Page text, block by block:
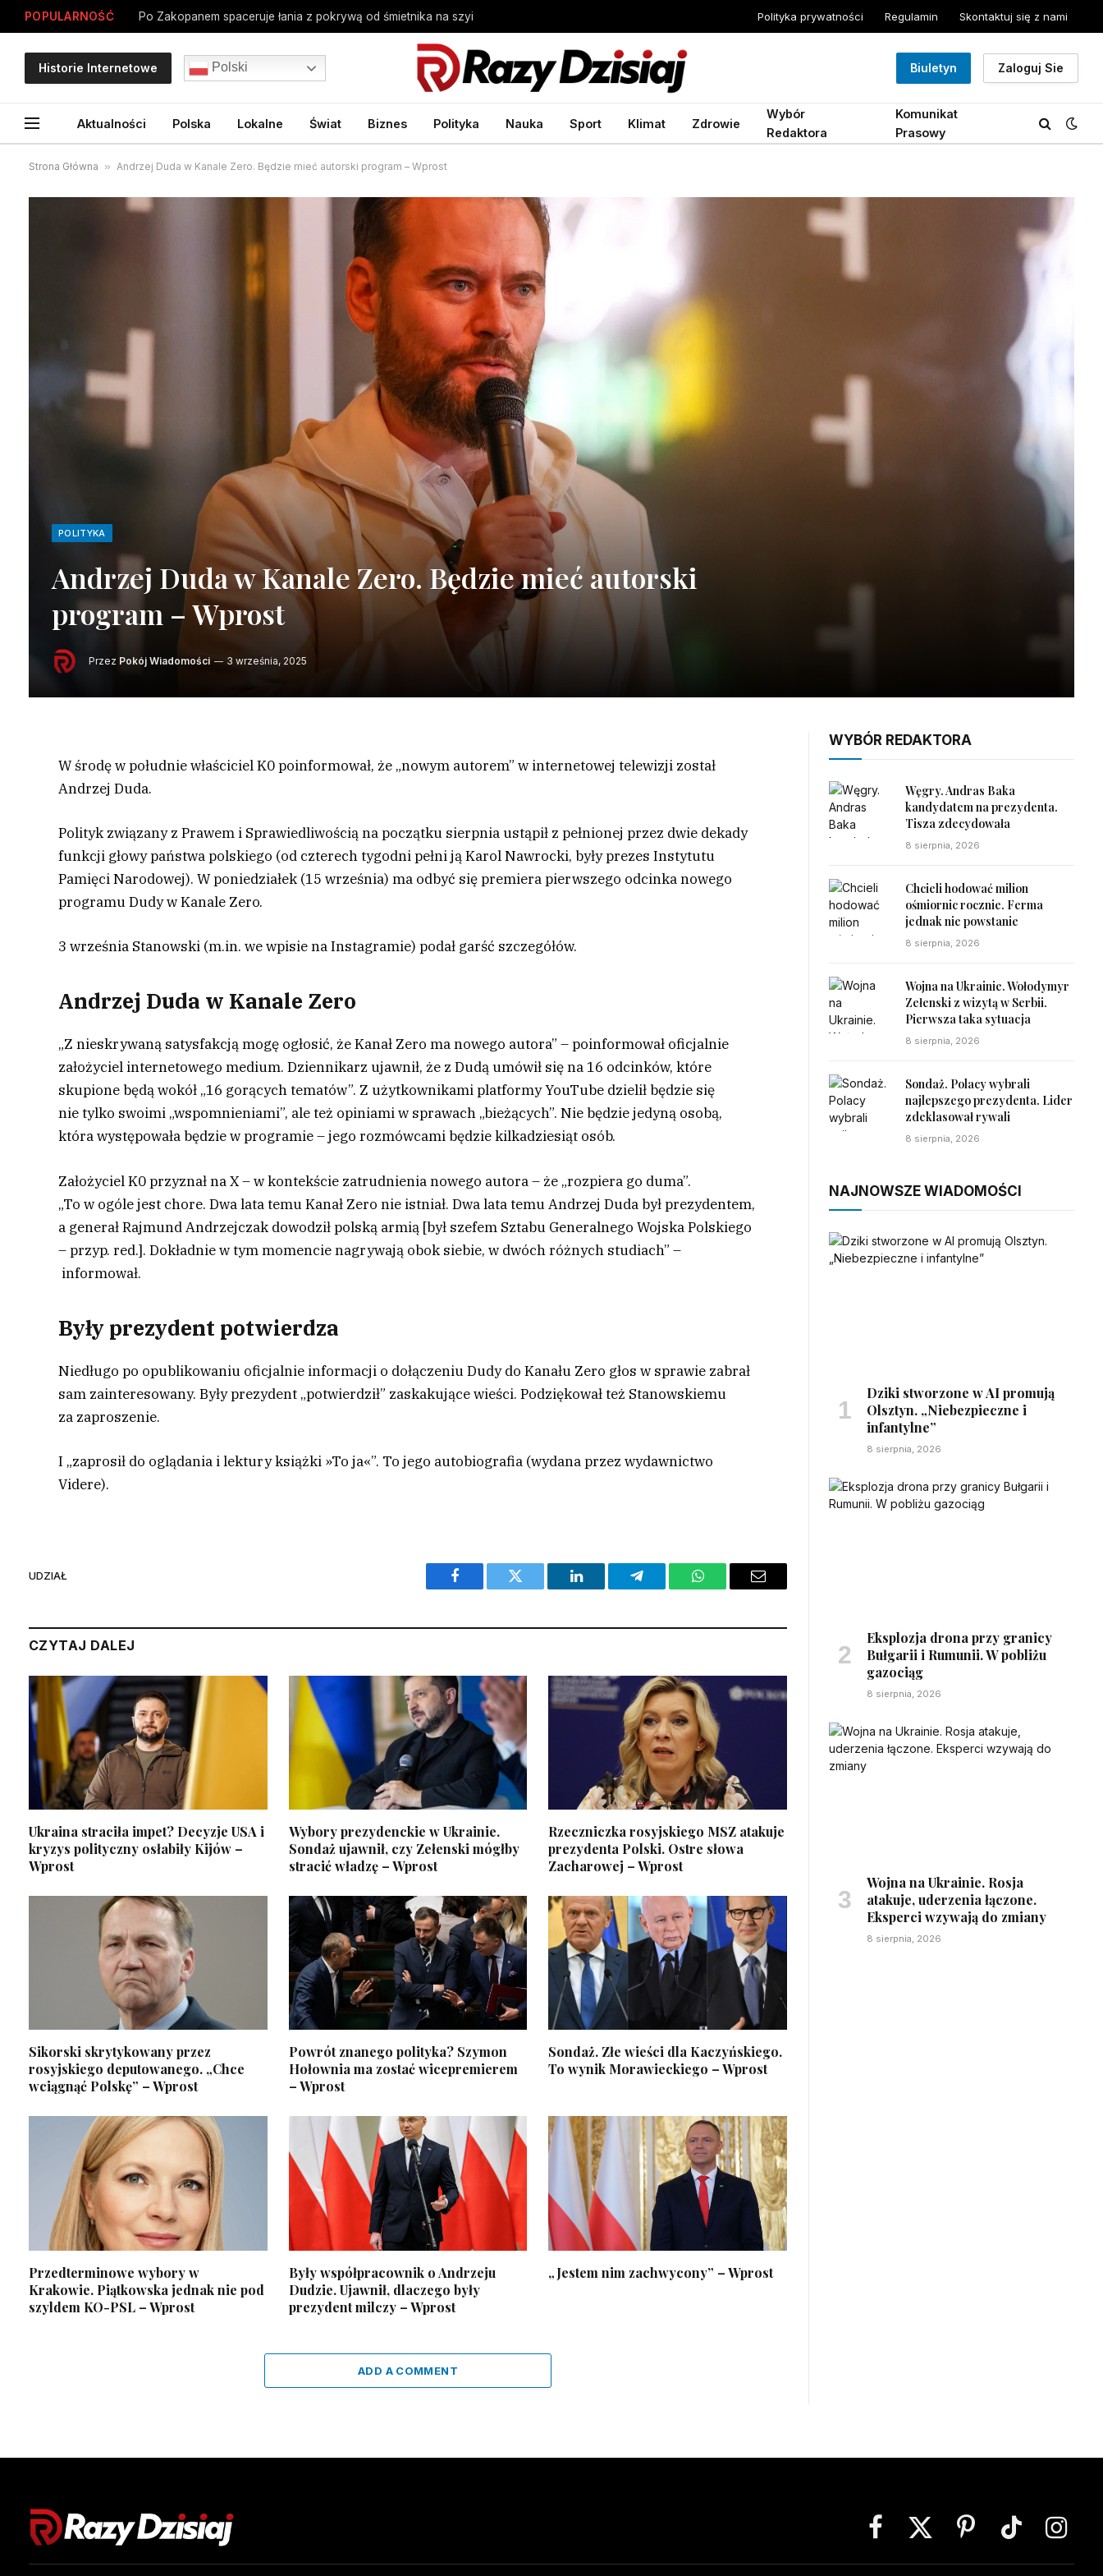
POPULARNOŚĆ Po Zakopanem spaceruje łania z pokrywą od śmietnika na szyi Polityka prywatności Regulamin Skontaktuj się z nami
Historie Internetowe Polski Biuletyn Zaloguj Sie
Aktualności Polska Lokalne Świat Biznes Polityka Nauka Sport Klimat Zdrowie
Wybór
Redaktora
Komunikat
Prasowy
Strona Główna » Andrzej Duda w Kanale Zero. Będzie mieć autorski program – Wprost
POLITYKA
Andrzej Duda w Kanale Zero. Będzie mieć autorski
program – Wprost
Przez Pokój Wiadomości 3 września, 2025
W środę w południe właściciel K0 poinformował, że „nowym autorem” w internetowej telewizji został
Andrzej Duda.
Polityk związany z Prawem i Sprawiedliwością na początku sierpnia ustąpił z pełnionej przez dwie dekady
funkcji głowy państwa polskiego (od czterech tygodni pełni ją Karol Nawrocki, były prezes Instytutu
Pamięci Narodowej). W poniedziałek (15 września) ma odbyć się premiera pierwszego odcinka nowego
programu Dudy w Kanale Zero.
3 września Stanowski (m.in. we wpisie na Instagramie) podał garść szczegółów.
Andrzej Duda w Kanale Zero
„Z nieskrywaną satysfakcją mogę ogłosić, że Kanał Zero ma nowego autora” – poinformował oficjalnie
założyciel internetowego medium. Dziennikarz ujawnił, że z Dudą umówił się na 16 odcinków, które
skupione będą wokół „16 gorących tematów”. Z użytkownikami platformy YouTube dzielił będzie się
nie tylko swoimi „wspomnieniami”, ale też opiniami w sprawach „bieżących”. Nie będzie jedyną osobą,
która występowała będzie w programie – jego rozmówcami będzie kilkadziesiąt osób.
Założyciel K0 przyznał na X – w kontekście zatrudnienia nowego autora – że „rozpiera go duma”.
„To w ogóle jest chore. Dwa lata temu Kanał Zero nie istniał. Dwa lata temu Andrzej Duda był prezydentem,
a generał Rajmund Andrzejczak dowodził polską armią [był szefem Sztabu Generalnego Wojska Polskiego
– przyp. red.]. Dokładnie w tym momencie nagrywają obok siebie, w dwóch różnych studiach” –
informował.
Były prezydent potwierdza
Niedługo po opublikowaniu oficjalnie informacji o dołączeniu Dudy do Kanału Zero głos w sprawie zabrał
sam zainteresowany. Były prezydent „potwierdził” zaskakujące wieści. Podziękował też Stanowskiemu
za zaproszenie.
I „zaprosił do oglądania i lektury książki »To ja«”. To jego autobiografia (wydana przez wydawnictwo
Videre).
UDZIAŁ
Facebook Twitter LinkedIn Telegram WhatsAppEmail
CZYTAJ DALEJ
Ukraina straciła impet? Decyzje USA i
kryzys polityczny osłabiły Kijów –
Wprost
Wybory prezydenckie w Ukrainie.
Sondaż ujawnił, czy Zełenski mógłby
stracić władzę – Wprost
Rzeczniczka rosyjskiego MSZ atakuje
prezydenta Polski. Ostre słowa
Zacharowej – Wprost
Sikorski skrytykowany przez
rosyjskiego deputowanego. „Chce
wciągnąć Polskę” – Wprost
Powrót znanego polityka? Szymon
Hołownia ma zostać wicepremierem
– Wprost
Sondaż. Złe wieści dla Kaczyńskiego.
To wynik Morawieckiego – Wprost
Przedterminowe wybory w
Krakowie. Piątkowska jednak nie pod
szyldem KO-PSL – Wprost
Były współpracownik o Andrzeju
Dudzie. Ujawnił, dlaczego były
prezydent milczy – Wprost
„Jestem nim zachwycony” – Wprost
ADD A COMMENT
WYBÓR REDAKTORA
Węgry. Andras Baka
kandydatem na prezydenta.
Tisza zdecydowała
8 sierpnia, 2026
Chcieli hodować milion
ośmiornic rocznie. Ferma
jednak nie powstanie
8 sierpnia, 2026
Wojna na Ukrainie. Wołodymyr
Zełenski z wizytą w Serbii.
Pierwsza taka sytuacja
8 sierpnia, 2026
Sondaż. Polacy wybrali
najlepszego prezydenta. Lider
zdeklasował rywali
8 sierpnia, 2026
NAJNOWSZE WIADOMOŚCI
Dziki stworzone w AI promują
Olsztyn. „Niebezpieczne i
infantylne”
8 sierpnia, 2026
Eksplozja drona przy granicy
Bułgarii i Rumunii. W pobliżu
gazociąg
8 sierpnia, 2026
Wojna na Ukrainie. Rosja
atakuje, uderzenia łączone.
Eksperci wzywają do zmiany
8 sierpnia, 2026
Facebook
X
PinterestTikTok